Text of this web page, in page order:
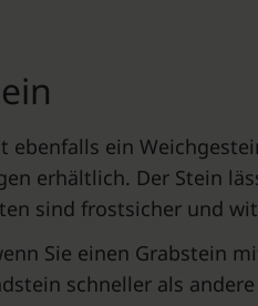
ebenfalls ein
erhältlich. Der Stein
sind frostsicher und
Sie einen Grabstein
schneller als